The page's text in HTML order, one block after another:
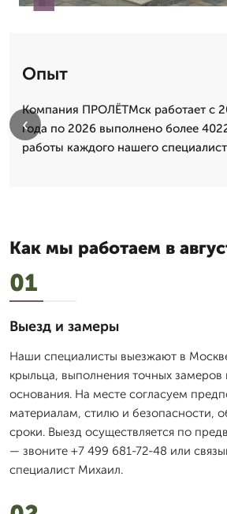
Опыт
Компания ПРОЛЁТМск работает с
года по 2026 выполнено более
работы каждого нашего
‹
Как мы работаем в
01
Выезд и замеры
Наши специалисты выезжают в
крыльца, выполнения точных замеров
основания. На месте согласуем
материалам, стилю и безопасности,
сроки. Выезд осуществляется по
— звоните +7 499 681-72-48 или
специалист Михаил.